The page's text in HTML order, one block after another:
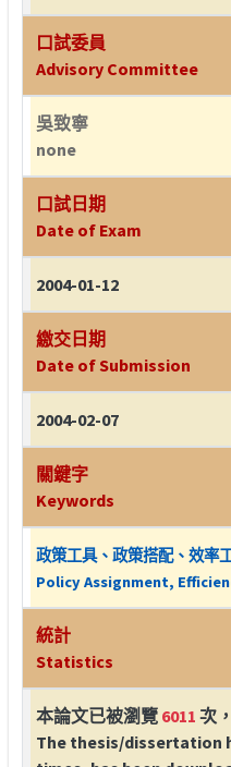
口試委員
Advisory Committee
吳致寧
none
口試日期
Date of Exam
2004-01-12
繳交日期
Date of Submission
2004-02-07
關鍵字
Keywords
政策工具、政策搭配、效率
Policy Assignment,
統計
Statistics
本論文已被瀏覽 6011 次
The thesis/dissertation